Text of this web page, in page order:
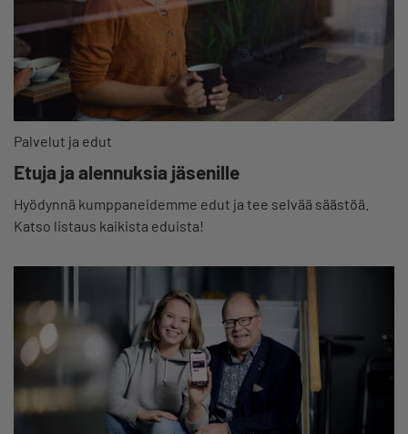
Palvelut ja edut
Etuja ja alennuksia jäsenille
Hyödynnä kumppaneidemme edut ja tee selvää säästöä.
Katso listaus kaikista eduista!